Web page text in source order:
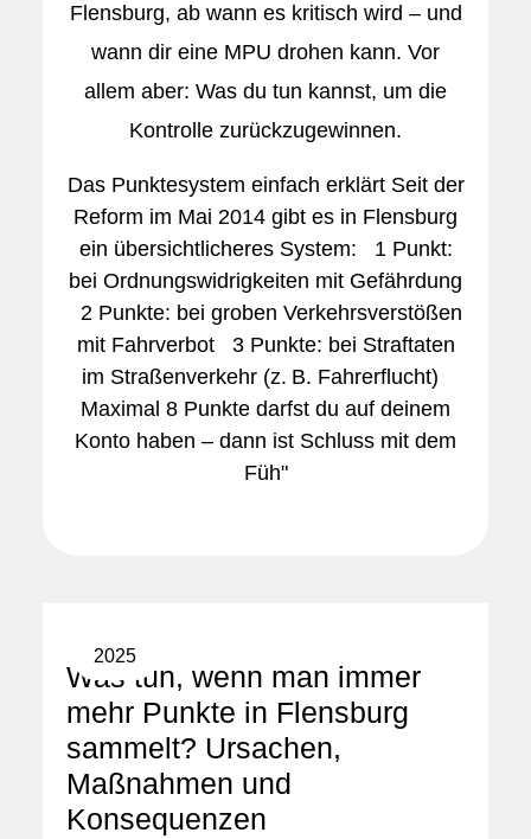
Flensburg, ab wann es kritisch wird – und
wann dir eine MPU drohen kann. Vor
allem aber: Was du tun kannst, um die
Kontrolle zurückzugewinnen.
Das Punktesystem einfach erklärt Seit der
Reform im Mai 2014 gibt es in Flensburg
ein übersichtlicheres System: 1 Punkt:
bei Ordnungswidrigkeiten mit Gefährdung
2 Punkte: bei groben Verkehrsverstößen
mit Fahrverbot 3 Punkte: bei Straftaten
im Straßenverkehr (z. B. Fahrerflucht)
Maximal 8 Punkte darfst du auf deinem
Konto haben – dann ist Schluss mit dem
Füh"
2025
Was tun, wenn man immer
mehr Punkte in Flensburg
sammelt? Ursachen,
Maßnahmen und
Konsequenzen